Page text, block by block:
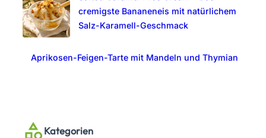
cremigste Bananeneis mit natürlichem
Salz-Karamell-Geschmack
Aprikosen-Feigen-Tarte mit Mandeln und Thymian
Kategorien